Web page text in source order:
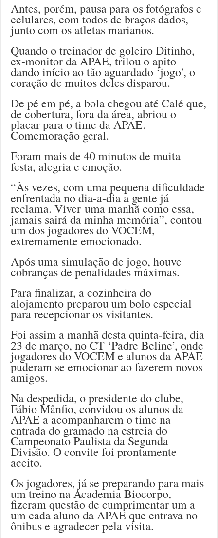
Antes, porém, pausa para os fotógrafos e
celulares, com todos de braços dados,
junto com os atletas marianos.
Quando o treinador de goleiro Ditinho,
ex-monitor da APAE, trilou o apito
dando início ao tão aguardado ‘jogo’, o
coração de muitos deles disparou.
De pé em pé, a bola chegou até Calé que,
de cobertura, fora da área, abriou o
placar para o time da APAE.
Comemoração geral.
Foram mais de 40 minutos de muita
festa, alegria e emoção.
“Às vezes, com uma pequena dificuldade
enfrentada no dia-a-dia a gente já
reclama. Viver uma manhã como essa,
jamais sairá da minha memória”, contou
um dos jogadores do VOCEM,
extremamente emocionado.
Após uma simulação de jogo, houve
cobranças de penalidades máximas.
Para finalizar, a cozinheira do
alojamento preparou um bolo especial
para recepcionar os visitantes.
Foi assim a manhã desta quinta-feira, dia
23 de março, no CT ‘Padre Beline’, onde
jogadores do VOCEM e alunos da APAE
puderam se emocionar ao fazerem novos
amigos.
Na despedida, o presidente do clube,
Fábio Mânfio, convidou os alunos da
APAE a acompanharem o time na
entrada do gramado na estreia do
Campeonato Paulista da Segunda
Divisão. O convite foi prontamente
aceito.
Os jogadores, já se preparando para mais
um treino na Academia Biocorpo,
fizeram questão de cumprimentar um a
um cada aluno da APAE que entrava no
ônibus e agradecer pela visita.